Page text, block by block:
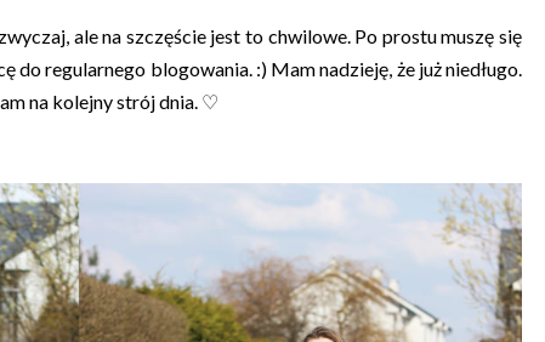
ale na szczęście jest to chwilowe. Po prostu muszę się
do regularnego blogowania. :) Mam nadzieję, że już niedługo.
na kolejny strój dnia. ♡